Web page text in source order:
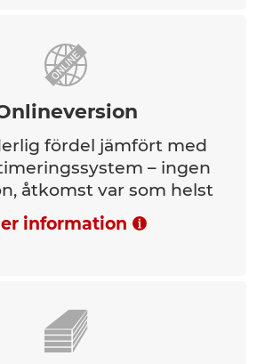
fördel jämfört med
– ingen
åtkomst var som helst
information